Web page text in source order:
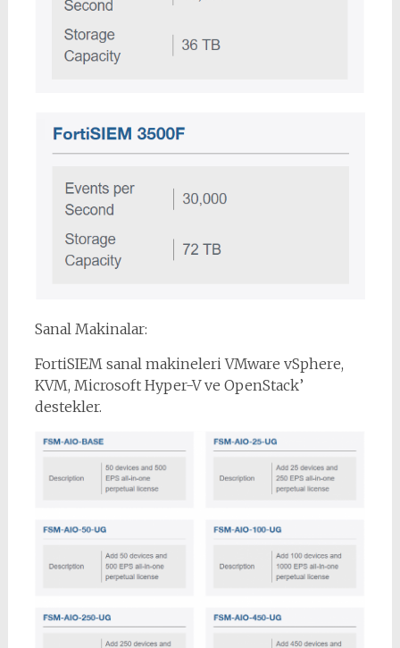
Sanal Makinalar:
FortiSIEM sanal makineleri VMware vSphere,
KVM, Microsoft Hyper-V ve OpenStack’
destekler.